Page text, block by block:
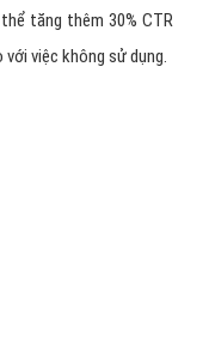
tăng thêm 30% CTR
việc không sử dụng.